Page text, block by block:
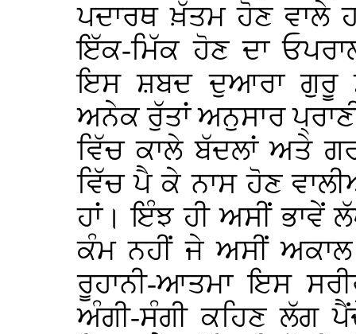
ਪਦਾਰਥ ਖ਼ੱਤਮ ਹੋਣ
ਇੱਕ-ਮਿੱਕ ਹੋਣ ਦਾ
ਇਸ ਸ਼ਬਦ ਦੁਆਰਾ ਗੁਰੂ
ਅਨੇਕ ਰੁੱਤਾਂ ਅਨੁਸਾਰ
ਵਿੱਚ ਕਾਲੇ ਬੱਦਲਾਂ ਅਤੇ
ਵਿੱਚ ਪੈ ਕੇ ਨਾਸ ਹੋਣ
ਹਾਂ। ਇੰਝ ਹੀ ਅਸੀਂ ਭਾਵੇਂ
ਕੰਮ ਨਹੀਂ ਜੇ ਅਸੀਂ
ਰੂਹਾਨੀ-ਆਤਮਾ ਇਸ
ਅੰਗੀ-ਸੰਗੀ ਕਹਿਣ ਲੱਗ